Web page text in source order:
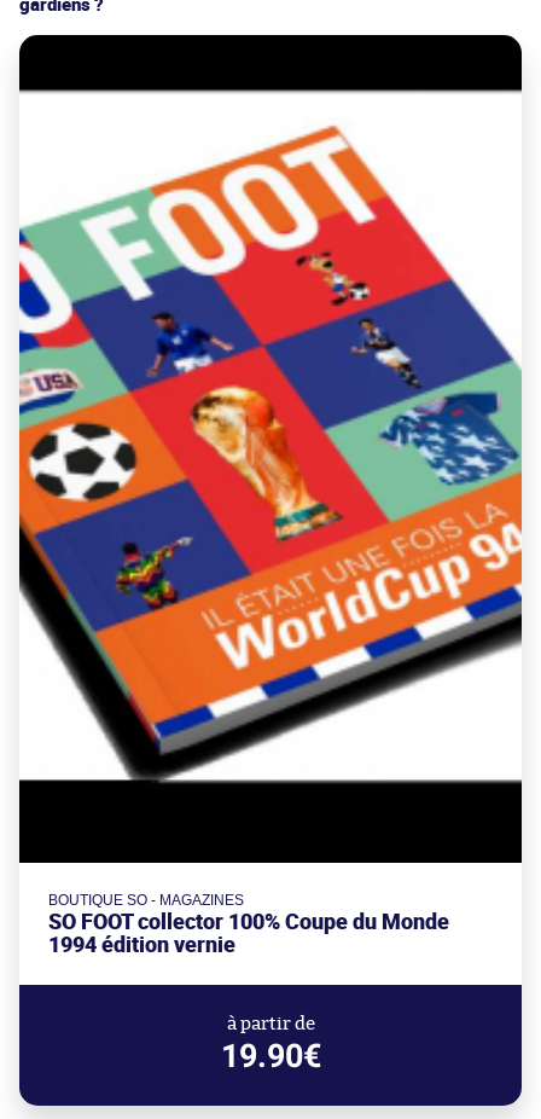
BOUTIQUE SO - MAGAZINES
SO FOOT collector 100% Coupe du Monde
1994 édition vernie
à partir de
19.90€